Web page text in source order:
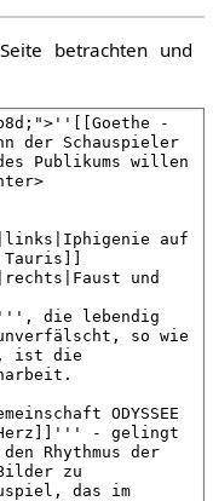
betrachten und